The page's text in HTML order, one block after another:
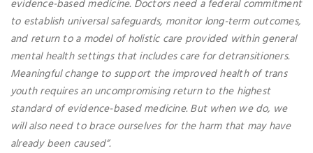
evidence-based medicine. Doctors need a federal commitment
to establish universal safeguards, monitor long-term outcomes,
and return to a model of holistic care provided within general
mental health settings that includes care for detransitioners.
Meaningful change to support the improved health of trans
youth requires an uncompromising return to the highest
standard of evidence-based medicine. But when we do, we
will also need to brace ourselves for the harm that may have
already been caused”.